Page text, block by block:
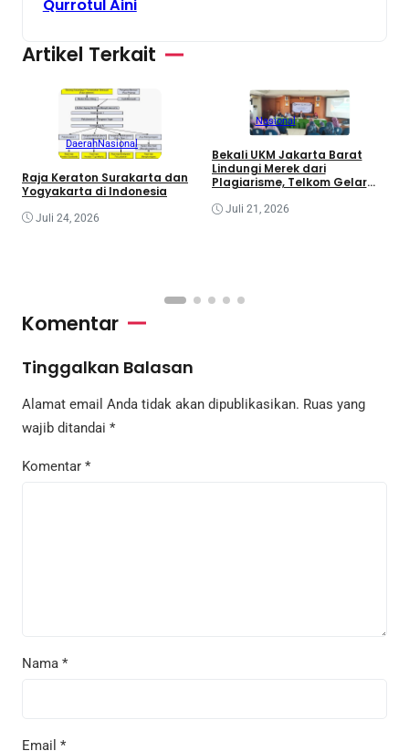
Qurrotul Aini
Artikel Terkait
DaerahNasional
Raja Keraton Surakarta dan
Yogyakarta di Indonesia
Juli 24, 2026
Nasional
Bekali UKM Jakarta Barat
Lindungi Merek dari
Plagiarisme, Telkom Gelar
Juli 21, 2026
Komentar
Tinggalkan Balasan
Alamat email Anda tidak akan dipublikasikan. Ruas yang
wajib ditandai *
Komentar *
Nama *
Email *